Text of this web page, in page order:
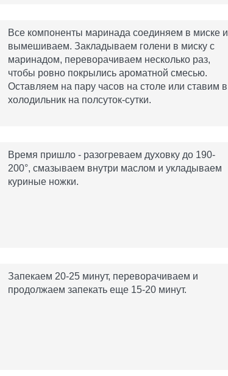
Все компоненты маринада соединяем в миске и
вымешиваем. Закладываем голени в миску с
маринадом, переворачиваем несколько раз,
чтобы ровно покрылись ароматной смесью.
Оставляем на пару часов на столе или ставим в
холодильник на полсуток-сутки.
Время пришло - разогреваем духовку до 190-
200°, смазываем внутри маслом и укладываем
куриные ножки.
Запекаем 20-25 минут, переворачиваем и
продолжаем запекать еще 15-20 минут.